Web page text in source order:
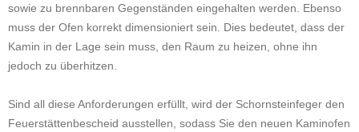
sowie zu brennbaren Gegenständen eingehalten werden. Ebenso
muss der Ofen korrekt dimensioniert sein. Dies bedeutet, dass der
Kamin in der Lage sein muss, den Raum zu heizen, ohne ihn
jedoch zu überhitzen.
Sind all diese Anforderungen erfüllt, wird der Schornsteinfeger den
Feuerstättenbescheid ausstellen, sodass Sie den neuen Kaminofen